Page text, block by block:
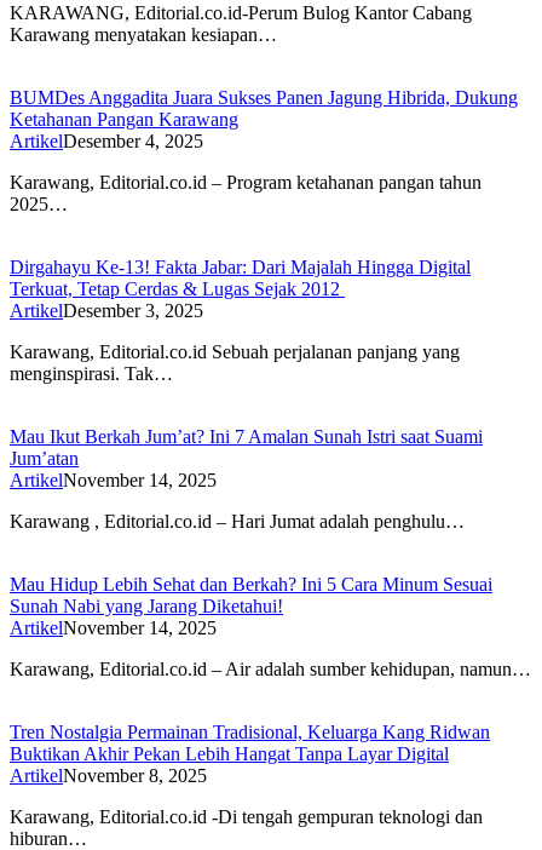
KARAWANG, Editorial.co.id-Perum Bulog Kantor Cabang
Karawang menyatakan kesiapan…
BUMDes Anggadita Juara Sukses Panen Jagung Hibrida, Dukung
Ketahanan Pangan Karawang
ArtikelDesember 4, 2025
Karawang, Editorial.co.id – Program ketahanan pangan tahun
2025…
Dirgahayu Ke-13! Fakta Jabar: Dari Majalah Hingga Digital
Terkuat, Tetap Cerdas & Lugas Sejak 2012
ArtikelDesember 3, 2025
Karawang, Editorial.co.id Sebuah perjalanan panjang yang
menginspirasi. Tak…
Mau Ikut Berkah Jum’at? Ini 7 Amalan Sunah Istri saat Suami
Jum’atan
ArtikelNovember 14, 2025
Karawang , Editorial.co.id – Hari Jumat adalah penghulu…
Mau Hidup Lebih Sehat dan Berkah? Ini 5 Cara Minum Sesuai
Sunah Nabi yang Jarang Diketahui!
ArtikelNovember 14, 2025
Karawang, Editorial.co.id – Air adalah sumber kehidupan, namun…
Tren Nostalgia Permainan Tradisional, Keluarga Kang Ridwan
Buktikan Akhir Pekan Lebih Hangat Tanpa Layar Digital
ArtikelNovember 8, 2025
Karawang, Editorial.co.id -Di tengah gempuran teknologi dan
hiburan…